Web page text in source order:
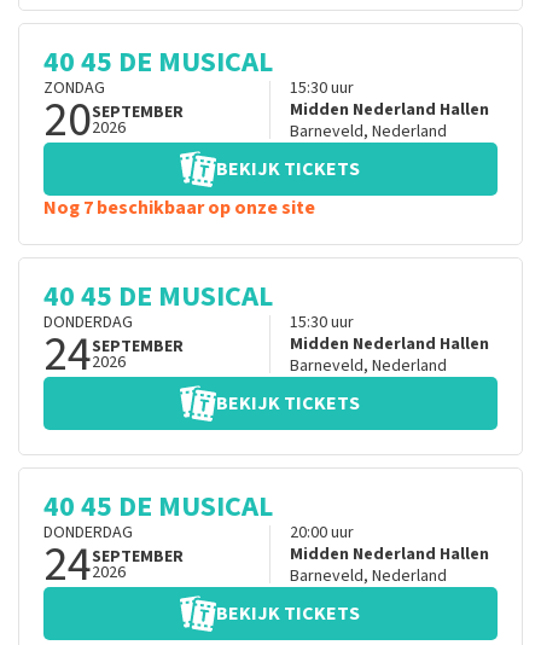
40 45 DE MUSICAL
ZONDAG
20SEPTEMBER
2026
15:30uur
Midden Nederland Hallen
Barneveld, Nederland
BEKIJK TICKETS
Nog 7 beschikbaar op onze site
40 45 DE MUSICAL
DONDERDAG
24SEPTEMBER
2026
15:30uur
Midden Nederland Hallen
Barneveld, Nederland
BEKIJK TICKETS
40 45 DE MUSICAL
DONDERDAG
24SEPTEMBER
2026
20:00uur
Midden Nederland Hallen
Barneveld, Nederland
BEKIJK TICKETS